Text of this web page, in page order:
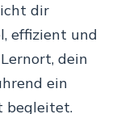
dir
effizient und
dein
ein
begleitet.